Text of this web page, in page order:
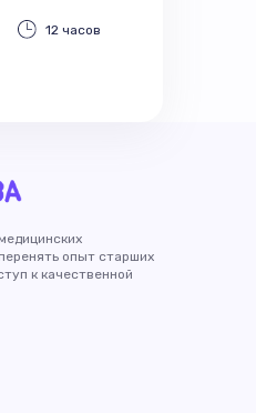
12 часов
опыт старших
к качественной